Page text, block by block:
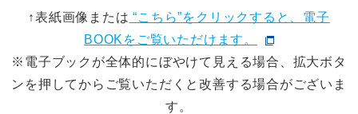
↑表紙画像または “こちら”をクリックすると、電子
BOOKをご覧いただけます。
※電子ブックが全体的にぼやけて見える場合、拡大ボタ
ンを押してからご覧いただくと改善する場合がございま
す。